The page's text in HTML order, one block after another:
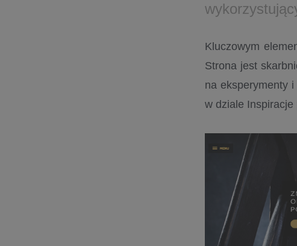
Kluczowym
Strona jest
na eksperymenty
w dziale